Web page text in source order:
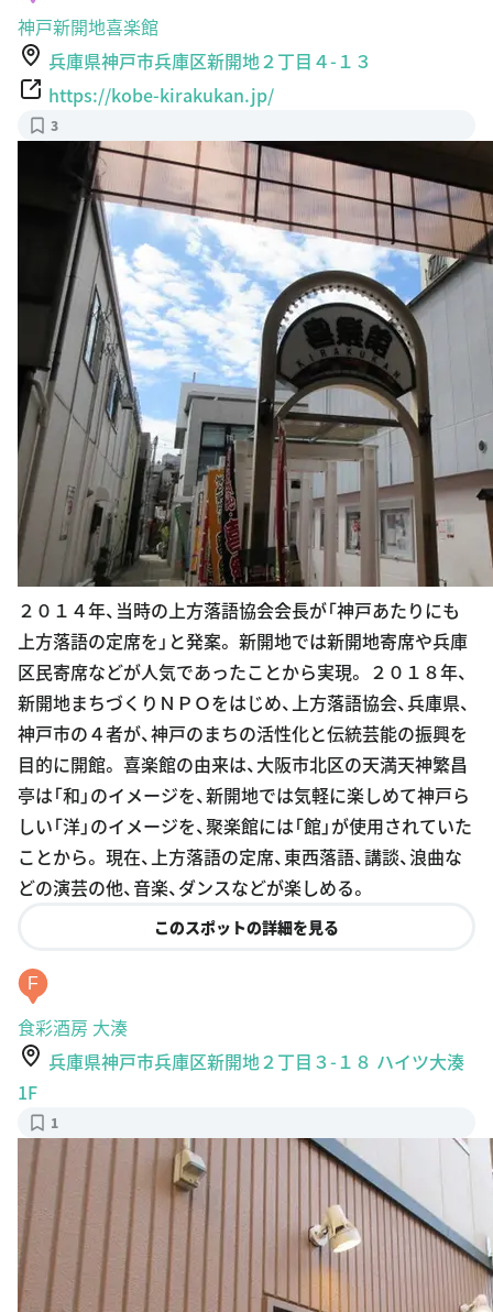
神戸新開地喜楽館
兵庫県神戸市兵庫区新開地２丁目４-１３
https://kobe-kirakukan.jp/
3
２０１４年、当時の上方落語協会会長が「神戸あたりにも
上方落語の定席を」と発案。 新開地では新開地寄席や兵庫
区民寄席などが人気であったことから実現。 ２０１８年、
新開地まちづくりＮＰＯをはじめ、上方落語協会、兵庫県、
神戸市の４者が、神戸のまちの活性化と伝統芸能の振興を
目的に開館。 喜楽館の由来は、大阪市北区の天満天神繁昌
亭は「和」のイメージを、新開地では気軽に楽しめて神戸ら
しい「洋」のイメージを、聚楽館には「館」が使用されていた
ことから。 現在、上方落語の定席、東西落語、講談、浪曲な
どの演芸の他、音楽、ダンスなどが楽しめる。
このスポットの詳細を見る
F
食彩酒房 大湊
兵庫県神戸市兵庫区新開地２丁目３-１８ ハイツ大湊
1F
1